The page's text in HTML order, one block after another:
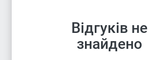
Відгуків не
знайдено